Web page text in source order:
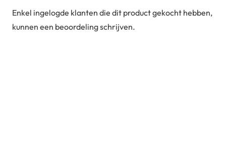
Enkel ingelogde klanten die dit product gekocht hebben,
kunnen een beoordeling schrijven.